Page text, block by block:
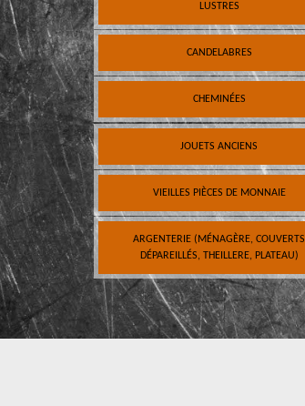
LUSTRES
CANDELABRES
CHEMINÉES
JOUETS ANCIENS
VIEILLES PIÈCES DE MONNAIE
ARGENTERIE (MÉNAGÈRE, COUVERTS
DÉPAREILLÉS, THEILLERE, PLATEAU)